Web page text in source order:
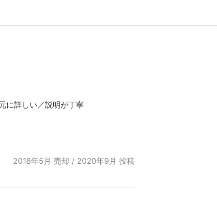
に詳しい／説明が丁寧
2018年5月 売却 / 2020年9月 投稿